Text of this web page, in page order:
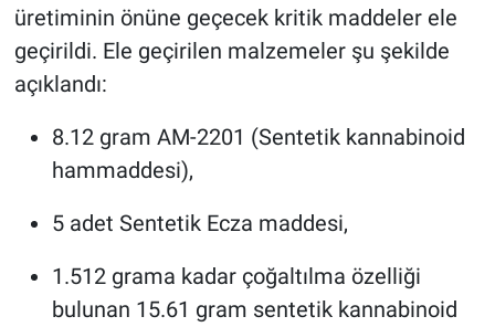
üretiminin önüne geçecek kritik maddeler ele
geçirildi. Ele geçirilen malzemeler şu şekilde
açıklandı:
8.12 gram AM-2201 (Sentetik kannabinoid
hammaddesi),
5 adet Sentetik Ecza maddesi,
1.512 grama kadar çoğaltılma özelliği
bulunan 15.61 gram sentetik kannabinoid